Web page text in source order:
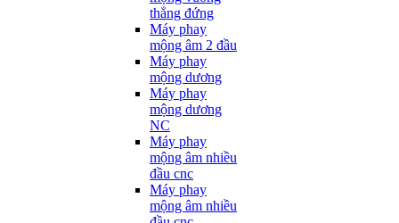
thẳng đứng
Máy phay
mộng âm 2 đầu
Máy phay
mộng dương
Máy phay
mộng dương
NC
Máy phay
mộng âm nhiều
đầu cnc
Máy phay
mộng âm nhiều